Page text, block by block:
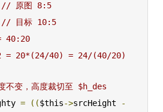
原图 8:5
目标 10:5
20*(24/40) = 24/(40/20)
变，高度裁切至 $h_des
= (($this->srcHeight
-